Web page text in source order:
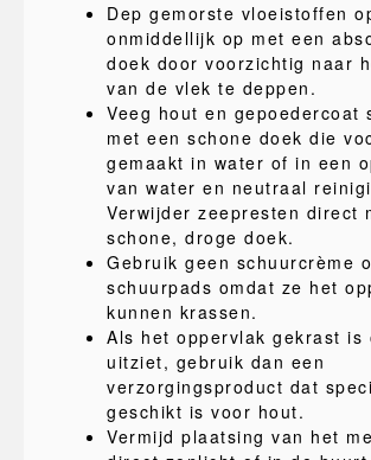
Dep gemorste vloeistoffen
onmiddellijk op met een
doek door voorzichtig naar
van de vlek te deppen.
Veeg hout en gepoedercoat
met een schone doek die
gemaakt in water of in een
van water en neutraal
Verwijder zeepresten direct
schone, droge doek.
Gebruik geen schuurcrème
schuurpads omdat ze het
kunnen krassen.
Als het oppervlak gekrast is
uitziet, gebruik dan een
verzorgingsproduct dat
geschikt is voor hout.
Vermijd plaatsing van het